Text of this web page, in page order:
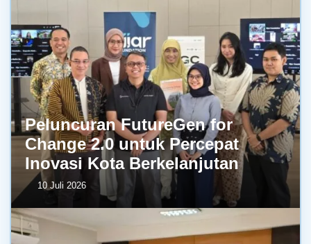
Peluncuran FutureGen for
Change 2.0 untuk Percepat
Inovasi Kota Berkelanjutan
10 Juli 2026